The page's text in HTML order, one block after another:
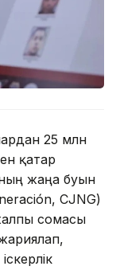
25 млн
қатар
жаңа буын
CJNG)
сомасы